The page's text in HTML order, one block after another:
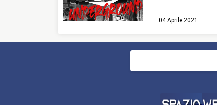
04 Aprile 2021